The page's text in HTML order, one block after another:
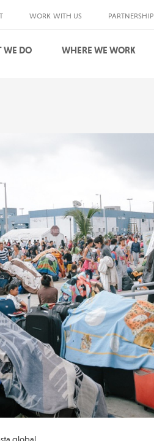
WORK WITH US PARTNERSHIP
WE DO WHERE WE WORK